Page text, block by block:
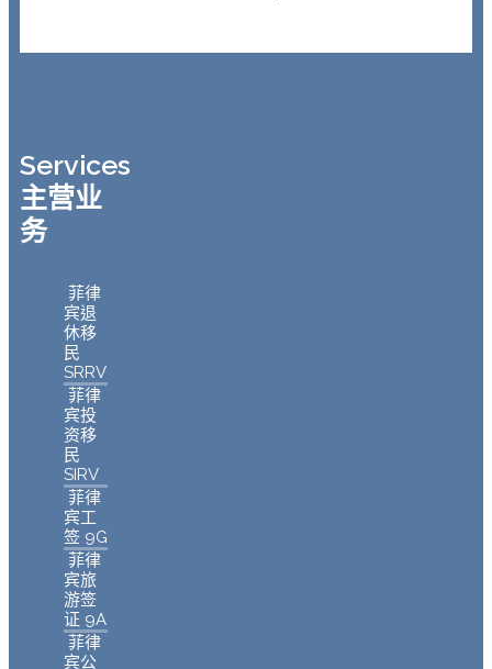
Services
主营业
务
菲律
宾退
休移
民
SRRV
菲律
宾投
资移
民
SIRV
菲律
宾工
签 9G
菲律
宾旅
游签
证 9A
菲律
宾公